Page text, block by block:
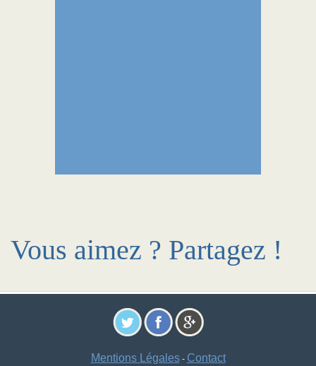
Vous aimez ? Partagez !
Mentions Légales- Contact